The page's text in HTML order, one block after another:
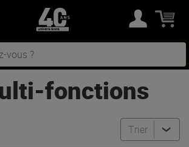
fonctions
Trier